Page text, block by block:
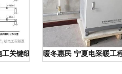
关键细节全解析（153页指南可下
暖冬惠民 宁夏电采暖工